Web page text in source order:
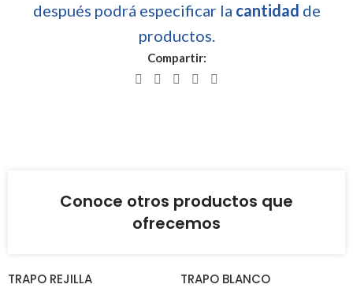
después podrá especificar la cantidad de
productos.
Compartir:
Conoce otros productos que
ofrecemos
TRAPO REJILLA TRAPO BLANCO